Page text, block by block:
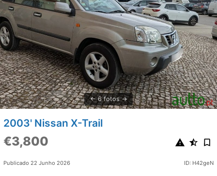
6 fotos
2003' Nissan X-Trail
€3,800
Publicado 22 Junho 2026 ID: H42geN